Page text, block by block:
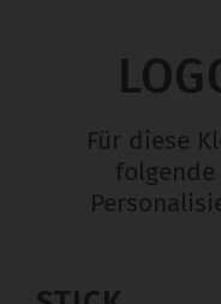
Für diese